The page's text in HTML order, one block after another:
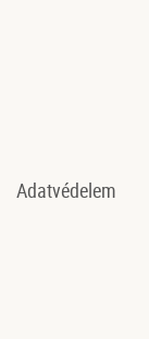
Adatvédelem